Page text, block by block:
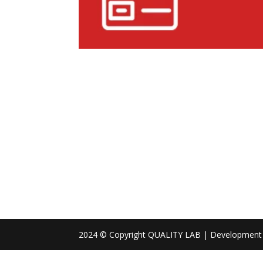
2024 © Copyright QUALITY LAB | Development